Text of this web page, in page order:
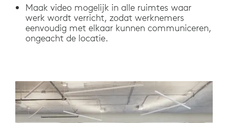
Maak video mogelijk in alle ruimtes waar
werk wordt verricht, zodat werknemers
eenvoudig met elkaar kunnen communiceren,
ongeacht de locatie.